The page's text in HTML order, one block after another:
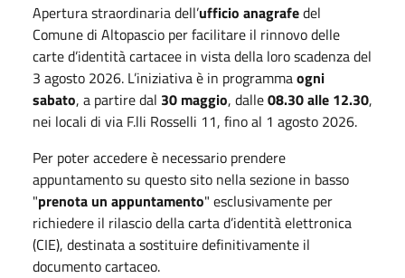
Apertura straordinaria dell’ufficio anagrafedel
Comune di Altopascio per facilitare il rinnovo delle
carte d’identità cartacee in vista della loro scadenza del
3 agosto 2026. L’iniziativa è in programmaogni
sabato, a partire dal 30 maggio, dalle08.30 alle 12.30,
nei locali di via F.lli Rosselli 11, fino al 1 agosto 2026.
Per poter accedere è necessario prendere
appuntamento su questo sito nella sezione in basso
"prenota un appuntamento" esclusivamente per
richiedere il rilascio della carta d’identità elettronica
(CIE), destinata a sostituire definitivamente il
documento cartaceo.